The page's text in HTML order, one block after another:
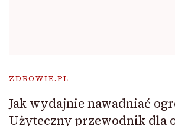
ZDROWIE.PL
Jak wydajnie nawadniać
Użyteczny przewodnik dla